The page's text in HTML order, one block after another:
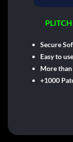
Secure
Easy to
More
+1000